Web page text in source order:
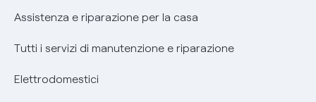
Assistenza e riparazione per la casa
Tutti i servizi di manutenzione e riparazione
Elettrodomestici